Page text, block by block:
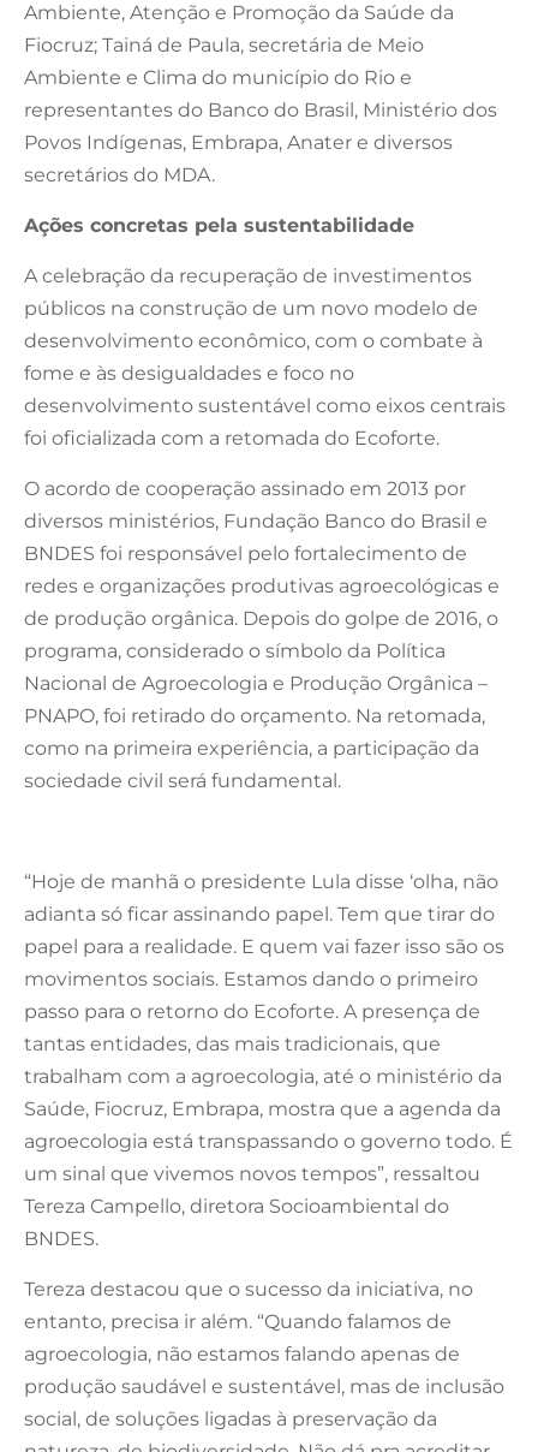
Ambiente, Atenção e Promoção da Saúde da
Fiocruz; Tainá de Paula, secretária de Meio
Ambiente e Clima do município do Rio e
representantes do Banco do Brasil, Ministério dos
Povos Indígenas, Embrapa, Anater e diversos
secretários do MDA.
Ações concretas pela sustentabilidade
A celebração da recuperação de investimentos
públicos na construção de um novo modelo de
desenvolvimento econômico, com o combate à
fome e às desigualdades e foco no
desenvolvimento sustentável como eixos centrais
foi oficializada com a retomada do Ecoforte.
O acordo de cooperação assinado em 2013 por
diversos ministérios, Fundação Banco do Brasil e
BNDES foi responsável pelo fortalecimento de
redes e organizações produtivas agroecológicas e
de produção orgânica. Depois do golpe de 2016, o
programa, considerado o símbolo da Política
Nacional de Agroecologia e Produção Orgânica –
PNAPO, foi retirado do orçamento. Na retomada,
como na primeira experiência, a participação da
sociedade civil será fundamental.
“Hoje de manhã o presidente Lula disse ‘olha, não
adianta só ficar assinando papel. Tem que tirar do
papel para a realidade. E quem vai fazer isso são os
movimentos sociais. Estamos dando o primeiro
passo para o retorno do Ecoforte. A presença de
tantas entidades, das mais tradicionais, que
trabalham com a agroecologia, até o ministério da
Saúde, Fiocruz, Embrapa, mostra que a agenda da
agroecologia está transpassando o governo todo. É
um sinal que vivemos novos tempos”, ressaltou
Tereza Campello, diretora Socioambiental do
BNDES.
Tereza destacou que o sucesso da iniciativa, no
entanto, precisa ir além. “Quando falamos de
agroecologia, não estamos falando apenas de
produção saudável e sustentável, mas de inclusão
social, de soluções ligadas à preservação da